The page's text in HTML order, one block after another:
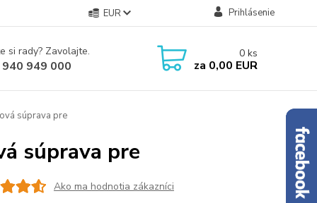
EUR Prihlásenie
si rady? Zavolajte.
949 000
0 ks
za 0,00 EUR
súprava pre
súprava pre
Ako ma hodnotia zákazníci